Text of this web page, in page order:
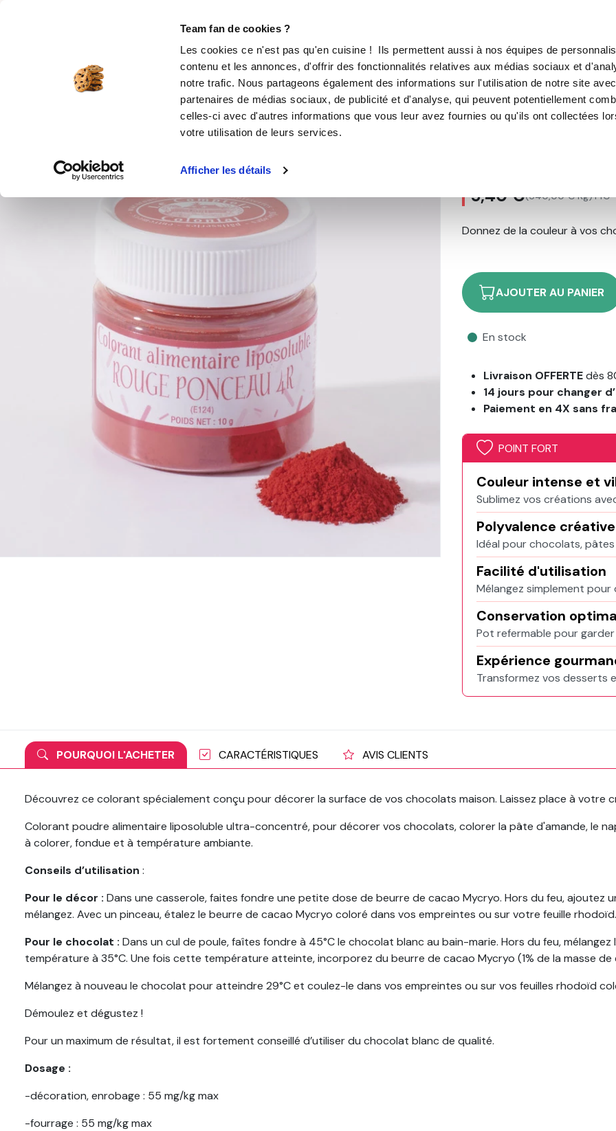
Team fan de cookies ?
Les cookies ce n'est pas qu'en cuisine ! Ils permettent aussi à nos équipes de
contenu et les annonces, d'offrir des fonctionnalités relatives aux médias sociaux et
notre trafic. Nous partageons également des informations sur l'utilisation de notre site
partenaires de médias sociaux, de publicité et d'analyse, qui peuvent potentiellement
celles-ci avec d'autres informations que vous leur avez fournies ou qu'ils ont collectées
votre utilisation de leurs services.
Afficher les détails
MOULES SILICONE USTENSILES ÉPICERIE MISE SOUS VIDE MACHINE À CAFÉ MACHINE À GLACE
Épicerie en ligne Colorant pour chocolat, rouge fraise, 10 g
5,40 €(540,00 € Kg)TTC
Donnez de la couleur à vos
AJOUTER AU PANIER
En stock
Livraison OFFERTEdès
14 jours pour changer
Paiement en 4X sans
POINT FORT
Couleur intense et
Sublimez vos créations
Polyvalence créative
Idéal pour chocolats,
Facilité d'utilisation
Mélangez simplement
Conservation
Pot refermable pour
Expérience
Transformez vos desserts
POURQUOI L'ACHETER CARACTÉRISTIQUES AVIS CLIENTS
Découvrez ce colorant spécialement conçu pour décorer la surface de vos chocolats maison. Laissez place à votre
Colorant poudre alimentaire liposoluble ultra-concentré, pour décorer vos chocolats, colorer la pâte d'amande, le
à colorer, fondue et à température ambiante.
Conseils d’utilisation :
Pour le décor : Dans une casserole, faites fondre une petite dose de beurre de cacao Mycryo. Hors du feu,
mélangez. Avec un pinceau, étalez le beurre de cacao Mycryo coloré dans vos empreintes ou sur votre feuille
Pour le chocolat : Dans un cul de poule, faîtes fondre à 45°C le chocolat blanc au bain-marie. Hors du feu,
température à 35°C. Une fois cette température atteinte, incorporez du beurre de cacao Mycryo (1% de la masse
Mélangez à nouveau le chocolat pour atteindre 29°C et coulez-le dans vos empreintes ou sur vos feuilles rhodoïd
Démoulez et dégustez !
Pour un maximum de résultat, il est fortement conseillé d’utiliser du chocolat blanc de qualité.
Dosage :
-décoration, enrobage : 55 mg/kg max
-fourrage : 55 mg/kg max